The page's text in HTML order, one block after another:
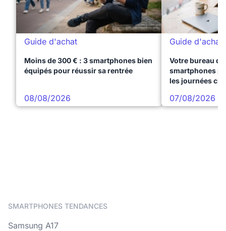
Guide d'achat
Moins de 300 € : 3 smartphones bien
équipés pour réussir sa rentrée
08/08/2026
Guide d'achat
Votre bureau
smartphones
les journées
07/08/2026
SMARTPHONES TENDANCES
Samsung A17